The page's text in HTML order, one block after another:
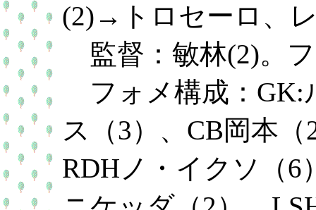
(2)→トロセーロ、
監督：敏林(2)。
フォメ構成：GK:
ス（3）、CB岡本
RDHノ・イクソ（6